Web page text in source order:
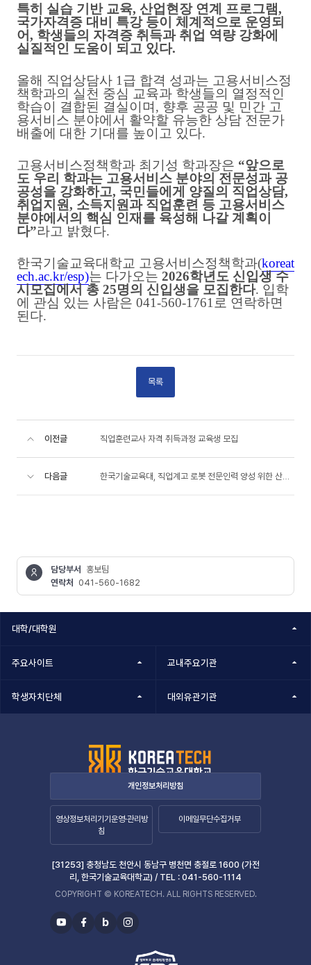
특히 실습 기반 교육, 산업현장 연계 프로그램,
국가자격증 대비 특강 등이 체계적으로 운영되
어, 학생들의 자격증 취득과 취업 역량 강화에
실질적인 도움이 되고 있다.
올해 직업상담사 1 급 합격 성과는 고용서비스정
책학과의 실천 중심 교육과 학생들의 열정적인
학습이 결합된 결실이며, 향후 공공 및 민간 고
용서비스 분야에서 활약할 유능한 상담 전문가
배출에 대한 기대를 높이고 있다.
고용서비스정책학과 최기성 학과장은 “앞으로
도 우리 학과는 고용서비스 분야의 전문성과 공
공성을 강화하고, 국민들에게 양질의 직업상담,
취업지원, 소득지원과 직업훈련 등 고용서비스
분야에서의 핵심 인재를 육성해 나갈 계획이
다”라고 밝혔다.
한국기술교육대학교 고용서비스정책학과(koreat
ech.ac.kr/esp)는 다가오는 2026학년도 신입생 수
시모집에서 총 25명의 신입생을 모집한다. 입학
에 관심 있는 사람은 041-560-1761 로 연락하면
된다.
목록
이전글 직업훈련교사 자격 취득과정 교육생 모집
다음글
담당부서
홍보팀
연락처
041-560-1682
대학/대학원
주요사이트 교내주요기관
학생자치단체 대외유관기관
개인정보처리방침
영상정보처리기기운영·관리방
침
이메일무단수집거부
[31253] 충청남도 천안시 동남구 병천면 충절로 1600 (가전
리, 한국기술교육대학교) / TEL : 041-560-1114
COPYRIGHT © KOREATECH. ALL RIGHTS RESERVED.
유
페
b
블
인
타